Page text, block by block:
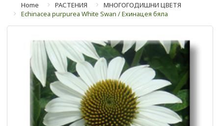
Home РАСТЕНИЯ
МНОГОГОДИШНИ ЦВЕТЯ
Echinacea purpurea White Swan / Ехинацея бяла